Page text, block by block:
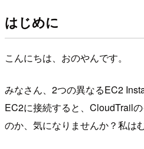
はじめに
こんにちは、おのやんです。
みなさん、2つの異なるEC2
EC2に接続すると、CloudTrail
のか、気になりませんか？私は